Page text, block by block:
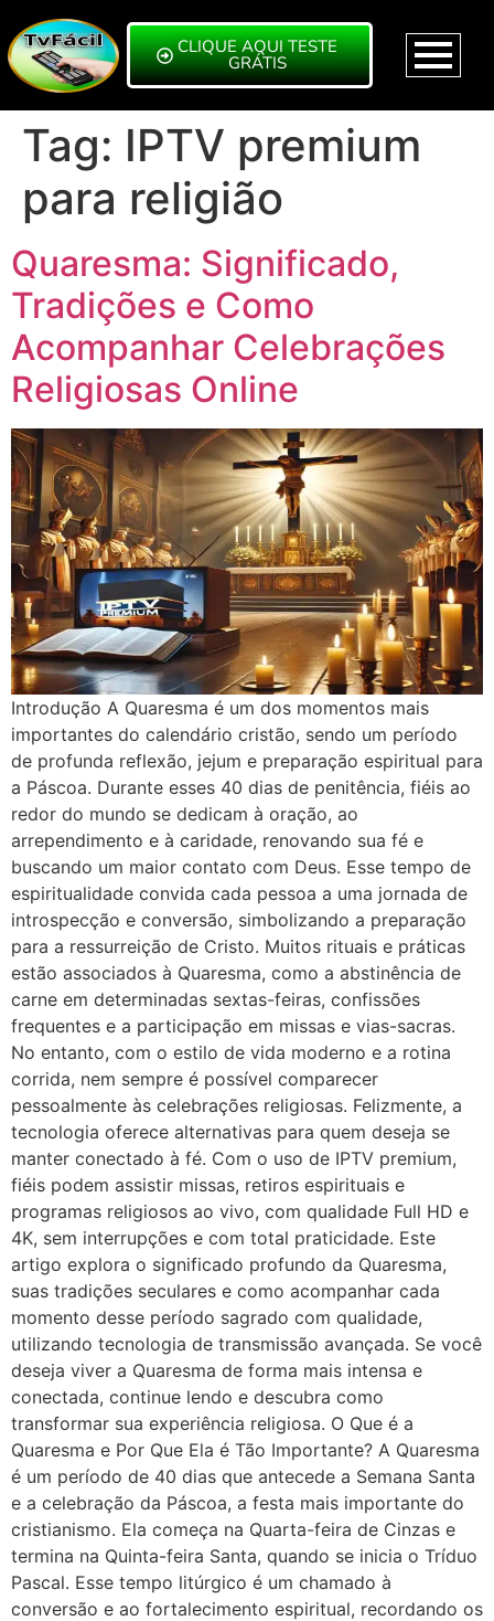
CLIQUE AQUI TESTE
GRÁTIS
Tag: IPTV premium
para religião
Quaresma: Significado,
Tradições e Como
Acompanhar Celebrações
Religiosas Online
Introdução A Quaresma é um dos momentos mais
importantes do calendário cristão, sendo um período
de profunda reflexão, jejum e preparação espiritual para
a Páscoa. Durante esses 40 dias de penitência, fiéis ao
redor do mundo se dedicam à oração, ao
arrependimento e à caridade, renovando sua fé e
buscando um maior contato com Deus. Esse tempo de
espiritualidade convida cada pessoa a uma jornada de
introspecção e conversão, simbolizando a preparação
para a ressurreição de Cristo. Muitos rituais e práticas
estão associados à Quaresma, como a abstinência de
carne em determinadas sextas-feiras, confissões
frequentes e a participação em missas e vias-sacras.
No entanto, com o estilo de vida moderno e a rotina
corrida, nem sempre é possível comparecer
pessoalmente às celebrações religiosas. Felizmente, a
tecnologia oferece alternativas para quem deseja se
manter conectado à fé. Com o uso de IPTV premium,
fiéis podem assistir missas, retiros espirituais e
programas religiosos ao vivo, com qualidade Full HD e
4K, sem interrupções e com total praticidade. Este
artigo explora o significado profundo da Quaresma,
suas tradições seculares e como acompanhar cada
momento desse período sagrado com qualidade,
utilizando tecnologia de transmissão avançada. Se você
deseja viver a Quaresma de forma mais intensa e
conectada, continue lendo e descubra como
transformar sua experiência religiosa. O Que é a
Quaresma e Por Que Ela é Tão Importante? A Quaresma
é um período de 40 dias que antecede a Semana Santa
e a celebração da Páscoa, a festa mais importante do
cristianismo. Ela começa na Quarta-feira de Cinzas e
termina na Quinta-feira Santa, quando se inicia o Tríduo
Pascal. Esse tempo litúrgico é um chamado à
conversão e ao fortalecimento espiritual, recordando os